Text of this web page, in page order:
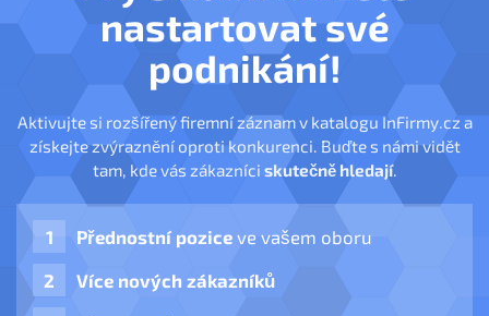
nastartovat své
podnikání!
Aktivujte si rozšířený firemní záznam v katalogu InFirmy.cz a
získejte zvýraznění oproti konkurenci. Buďte s námi vidět
tam, kde vás zákazníci skutečně hledají.
Přednostní pozice ve vašem oboru
Více nových zákazníků